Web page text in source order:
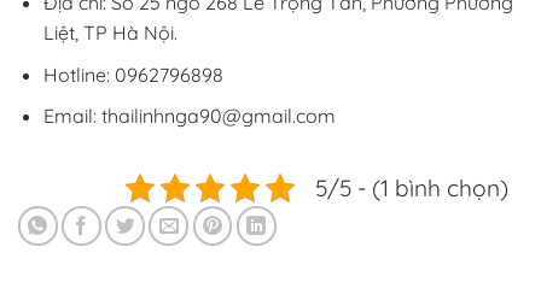
Liệt, TP Hà Nội.
Hotline: 0962796898
Email: thailinhnga90@gmail.com
5/5 - (1 bình chọn)